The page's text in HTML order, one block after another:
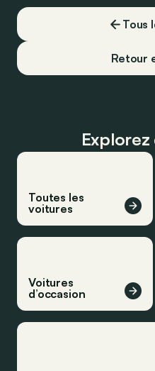
Tous
Retour
Toutes les
voitures
Voitures
d’occasion